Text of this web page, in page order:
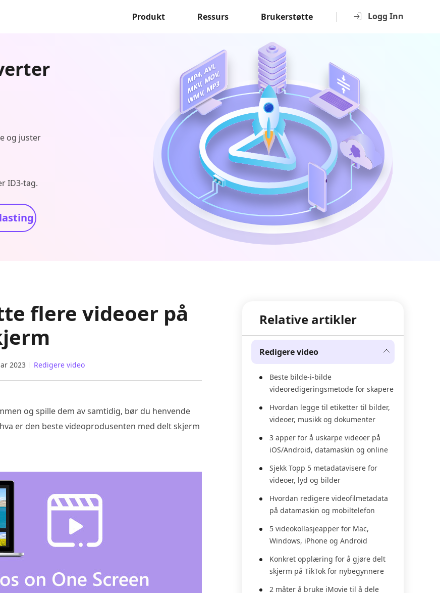
Logg Inn
Produkt Ressurs Brukerstøtte
og juster
ID3-tag.
flere videoer på
2023 Redigere video
og spille dem av samtidig, bør du henvende
er den beste videoprodusenten med delt skjerm
Relative artikler
Redigere video
Beste bilde-i-bilde
videoredigeringsmetode for skapere
Hvordan legge til etiketter til bilder,
videoer, musikk og dokumenter
3 apper for å uskarpe videoer på
iOS/Android, datamaskin og online
Sjekk Topp 5 metadatavisere for
videoer, lyd og bilder
Hvordan redigere videofilmetadata
på datamaskin og mobiltelefon
5 videokollasjeapper for Mac,
Windows, iPhone og Android
Konkret opplæring for å gjøre delt
skjerm på TikTok for nybegynnere
2 måter å bruke iMovie til å dele